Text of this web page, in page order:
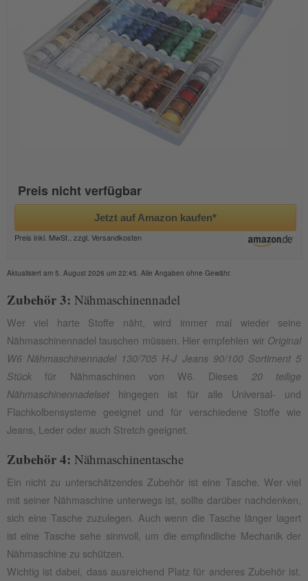
Preis nicht verfügbar
Jetzt auf Amazon kaufen*
Preis inkl. MwSt., zzgl. Versandkosten
Aktualisiert am 5. August 2026 um 22:45. Alle Angaben ohne Gewähr.
Zubehör 3: Nähmaschinennadel
Wer viel harte Stoffe näht, wird immer mal wieder seine
Nähmaschinennadel tauschen müssen. Hier empfehlen wir Original
W6 Nähmaschinennadel 130/705 H-J Jeans 90/100 Sortiment 5
Stück für Nähmaschinen von W6. Dieses 20 teilige
Nähmaschinennadelset hingegen ist für alle Universal- und
Flachkolbensysteme geeignet und für verschiedene Stoffe wie
Jeans, Leder oder auch Stretch geeignet.
Zubehör 4: Nähmaschinentasche
Ein nicht zu unterschätzendes Zubehör ist eine Tasche. Wer viel
mit seiner Nähmaschine unterwegs ist, sollte darüber nachdenken,
sich eine Tasche zuzulegen. Auch wenn die Tasche länger lagert
ist eine Tasche sehe sinnvoll, um die empfindliche Mechanik der
Nähmaschine zu schützen.
Wichtig ist dabei, dass ausreichend Platz für anderes Zubehör ist.